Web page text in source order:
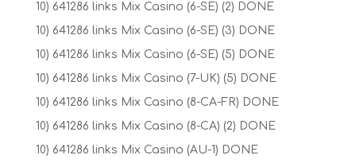
10) 641286 links Mix Casino (6-SE) (2) DONE
10) 641286 links Mix Casino (6-SE) (3) DONE
10) 641286 links Mix Casino (6-SE) (5) DONE
10) 641286 links Mix Casino (7-UK) (5) DONE
10) 641286 links Mix Casino (8-CA-FR) DONE
10) 641286 links Mix Casino (8-CA) (2) DONE
10) 641286 links Mix Casino (AU-1) DONE